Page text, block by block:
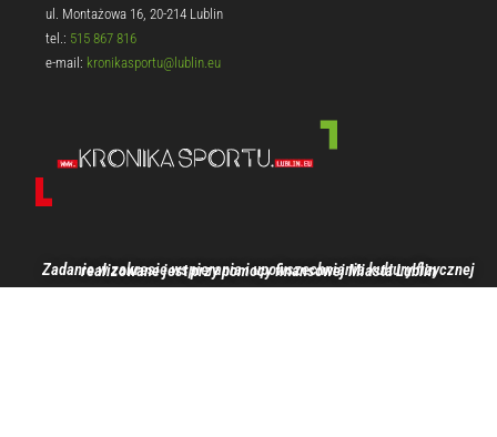
ul. Montażowa 16, 20-214 Lublin
tel.: 515 867 816
e-mail: kronikasportu@lublin.eu
Zadanie w zakresie wspierania i upowszechniania kultury fizycznej realizowane jest przy pomocy finansowej Miasta Lublin